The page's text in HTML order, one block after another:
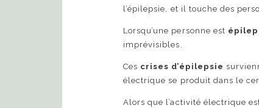
l’épilepsie, et il touche des
Lorsqu’une personne est
imprévisibles.
Ces crises d’épilepsie
électrique se produit dans le
Alors que l’activité électrique